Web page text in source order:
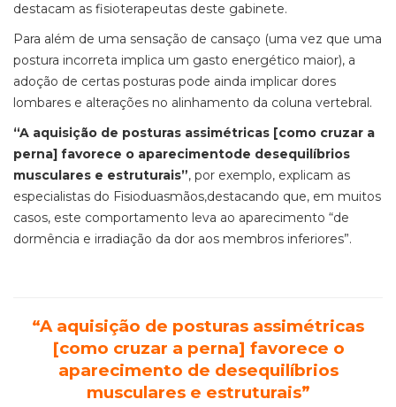
destacam as fisioterapeutas deste gabinete.
Para além de uma sensação de cansaço (uma vez que uma
postura incorreta implica um gasto energético maior), a
adoção de certas posturas pode ainda implicar dores
lombares e alterações no alinhamento da coluna vertebral.
“A aquisição de posturas assimétricas [como cruzar a
perna] favorece o aparecimentode desequilíbrios
musculares e estruturais”, por exemplo, explicam as
especialistas do Fisioduasmãos,destacando que, em muitos
casos, este comportamento leva ao aparecimento “de
dormência e irradiação da dor aos membros inferiores”.
“A aquisição de posturas assimétricas
[como cruzar a perna] favorece o
aparecimento de desequilíbrios
musculares e estruturais”